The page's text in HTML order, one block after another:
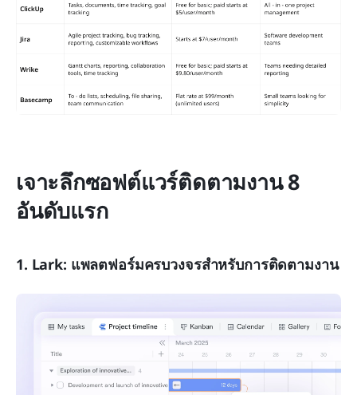
เจาะลึกซอฟต์แวร์ติดตามงาน 8
อันดับแรก
1. Lark: แพลตฟอร์มครบวงจรสำหรับการติดตามงาน